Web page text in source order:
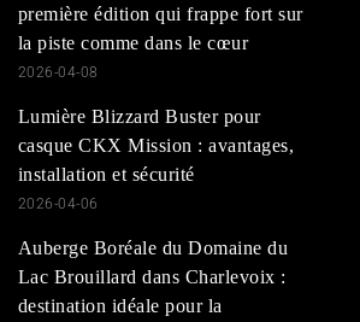
première édition qui frappe fort sur
la piste comme dans le cœur
2026-04-08
Lumière Blizzard Buster pour
casque CKX Mission : avantages,
installation et sécurité
2026-04-06
Auberge Boréale du Domaine du
Lac Brouillard dans Charlevoix :
destination idéale pour la